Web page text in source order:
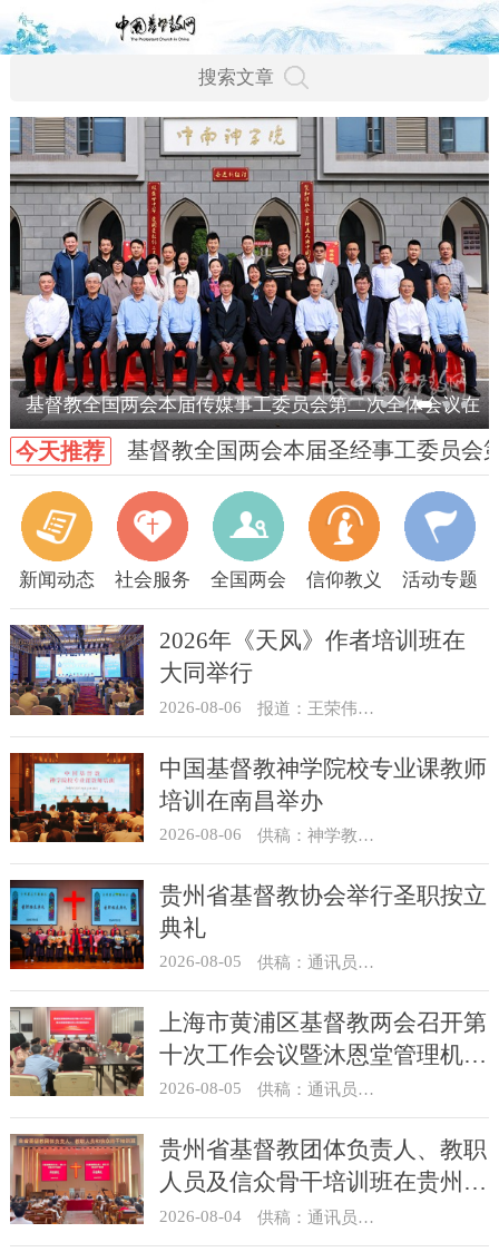
基督教全国两会本届传媒事工委员会第二次全体会议在
武汉召开
今天推荐 基督教全国两会本届圣经事工委员会
新闻动态 社会服务 全国两会 信仰教义 活动专题
2026年《天风》作者培训班在
大同举行
2026-08-06 报道：王荣伟 摄影：冯谦
中国基督教神学院校专业课教师
培训在南昌举办
2026-08-06 供稿：神学教育部
贵州省基督教协会举行圣职按立
典礼
2026-08-05 供稿：通讯员 杨菁
上海市黄浦区基督教两会召开第
十次工作会议暨沐恩堂管理机构
七月份联席会议
2026-08-05 供稿：通讯员 景健美
贵州省基督教团体负责人、教职
人员及信众骨干培训班在贵州圣
经学校举办
2026-08-04 供稿：通讯员 杨菁